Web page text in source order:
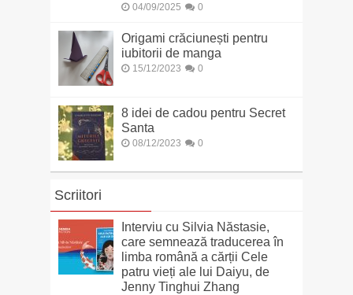
04/09/2025 0
Origami crăciunești pentru
iubitorii de manga
15/12/2023 0
8 idei de cadou pentru Secret
Santa
08/12/2023 0
Scriitori
Interviu cu Silvia Năstasie,
care semnează traducerea în
limba română a cărții Cele
patru vieți ale lui Daiyu, de
Jenny Tinghui Zhang